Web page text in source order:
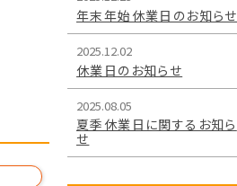
年末年始休業日のお知らせ
2025.12.02
休業日のお知らせ
2025.08.05
夏季休業日に関するお知ら
せ